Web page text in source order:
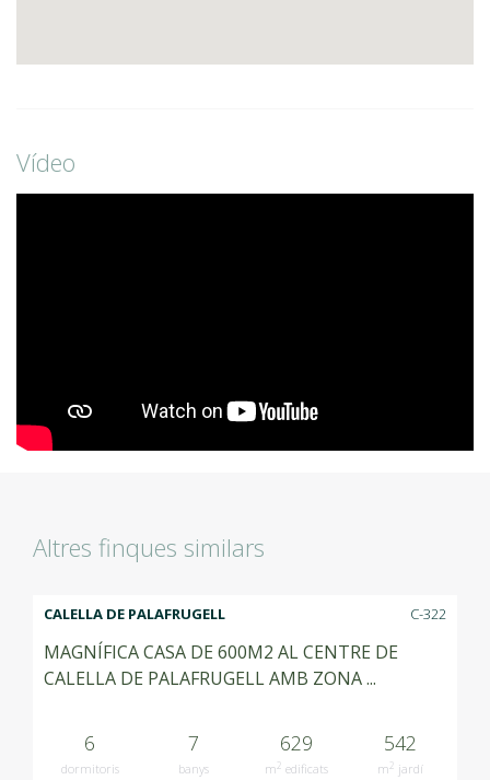
Vídeo
Altres finques similars
CALELLA DE PALAFRUGELL C-322
MAGNÍFICA CASA DE 600M2 AL CENTRE DE
CALELLA DE PALAFRUGELL AMB ZONA ...
6
dormitoris
7
banys
629
m2 edificats
542
m2 jardí